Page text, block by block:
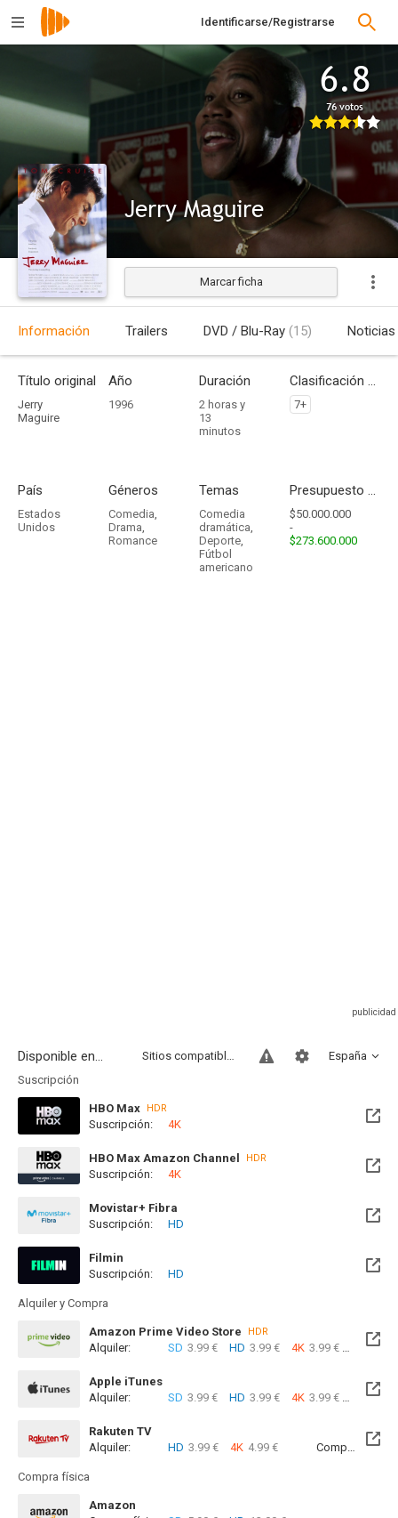
Identificarse/Registrarse
6.8
76 votos
Jerry Maguire
Estrenada
Marcar ficha
Información Trailers DVD / Blu-Ray (15) Noticias
Título original
Jerry
Maguire
Año
1996
Duración
2 horas y
13
minutos
Clasificación por edades
7+
País
Estados
Unidos
Géneros
Comedia,
Drama,
Romance
Temas
Comedia
dramática,
Deporte,
Fútbol
americano
Presupuesto - Ingresos
$50.000.000
-
$273.600.000
Disponible en... España
Sitios compatibles
Suscripción
HBO Max
HDR
Disponible hasta el Jue, 05 Nov 2026 (Quedan 2 meses)
Suscripción: 4K
HBO Max Amazon Channel HDR
Suscripción: 4K
Movistar+ Fibra
Disponible hasta el Jue, 05 Nov 2026 (Quedan 2 meses)
Suscripción: HD
Filmin
Disponible hasta el Sab, 06 Mar 2027 (Quedan 6 meses)
Suscripción: HD
Alquiler y Compra
Amazon Prime Video Store HDR
Alquiler: SD 3.99 € HD 3.99 € 4K 3.99 €
Apple iTunes
Alquiler:
SD 3.99 € HD 3.99 € 4K 3.99 €
Rakuten TV
Alquiler:
HD 3.99 € 4K 4.99 € Compra: SD
Compra física
Amazon